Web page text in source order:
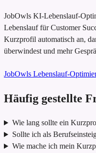
JobOwls KI-Lebenslauf-
Lebenslauf für Customer
Kurzprofil automatisch an,
überwindest und mehr
JobOwls Lebenslauf-
Häufig gestellte
Wie lang sollte ein
Sollte ich als
Wie mache ich mein